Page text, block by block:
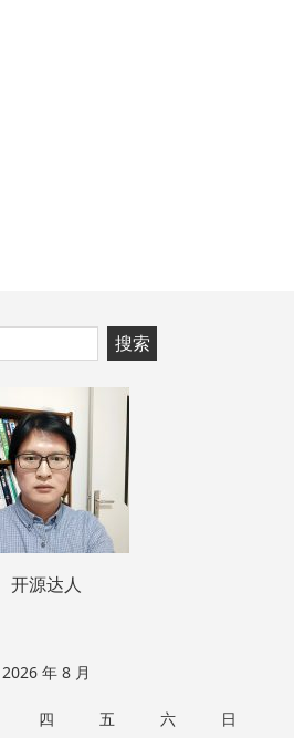
开源达人
2026 年 8 月
四 五 六 日